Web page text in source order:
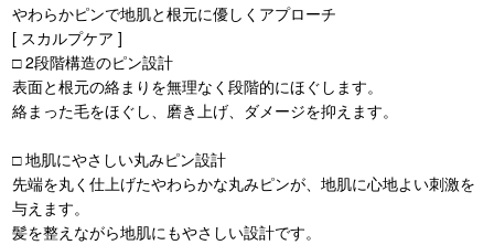
やわらかピンで地肌と根元に優しくアプローチ
[ スカルプケア ]
□ 2段階構造のピン設計
表面と根元の絡まりを無理なく段階的にほぐします。
絡まった毛をほぐし、磨き上げ、ダメージを抑えます。
□ 地肌にやさしい丸みピン設計
先端を丸く仕上げたやわらかな丸みピンが、地肌に心地よい刺激を
与えます。
髪を整えながら地肌にもやさしい設計です。